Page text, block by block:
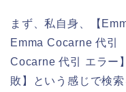
まず、私自身、【
Emma Cocarne 代引
Cocarne 代引 エラ
敗】という感じで検索